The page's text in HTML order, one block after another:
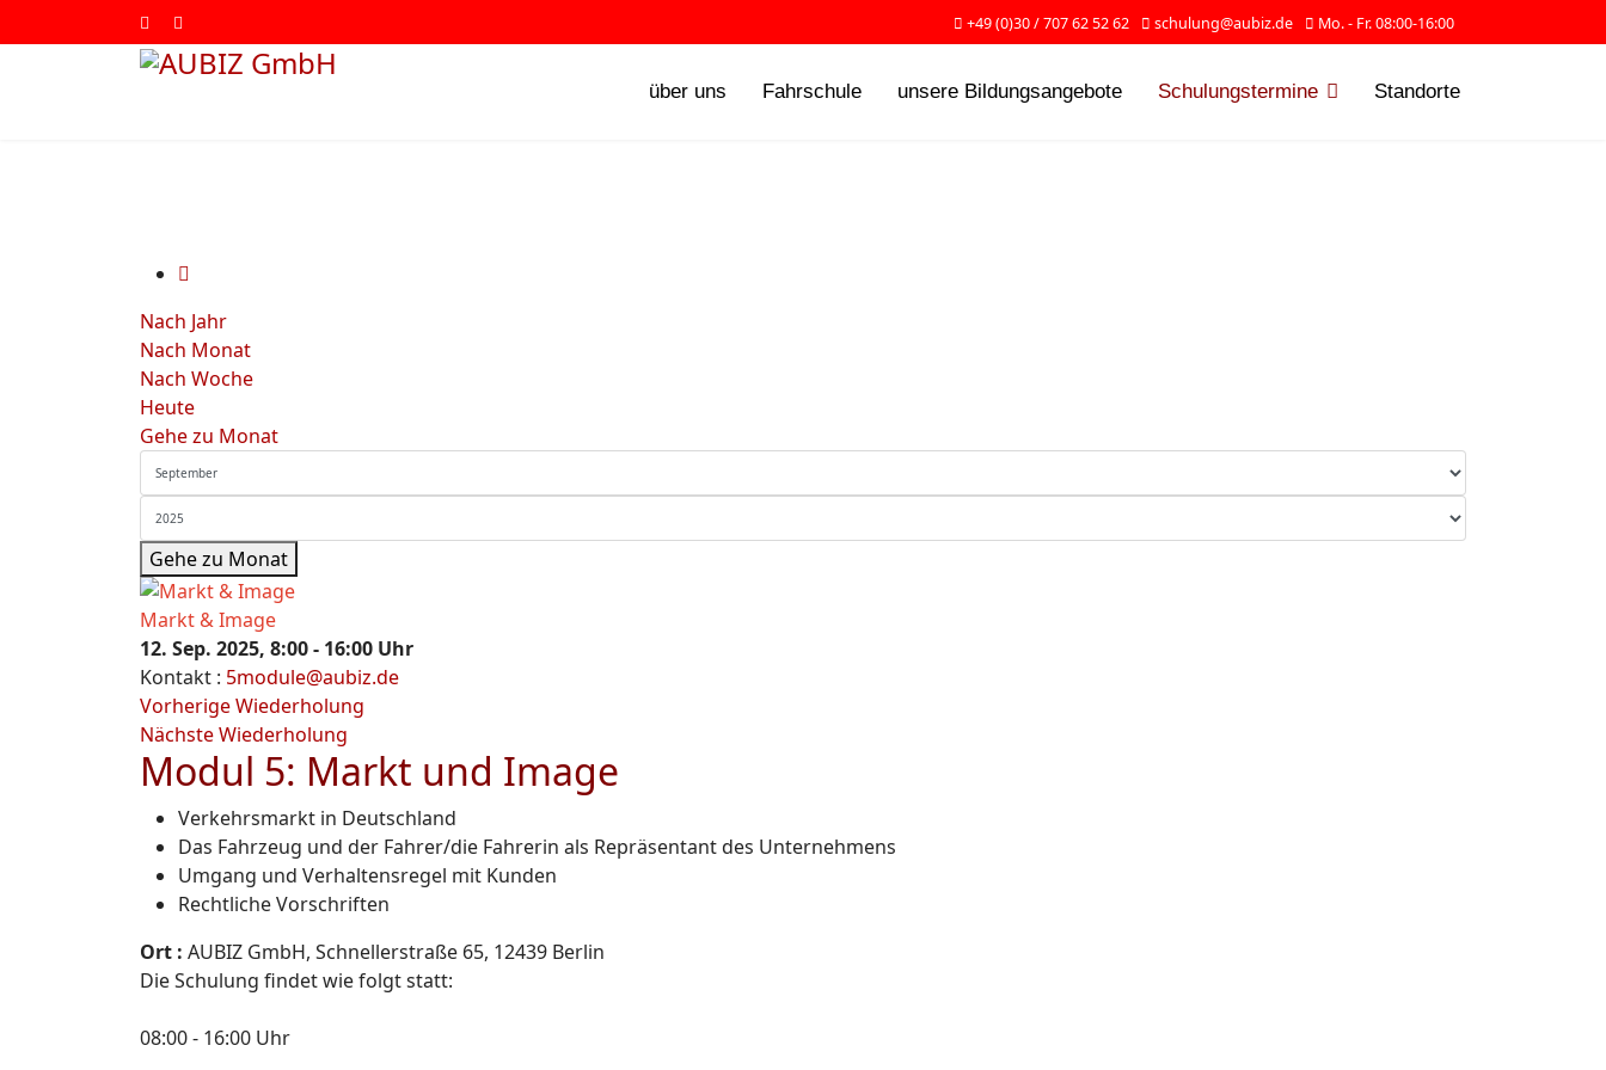
+49 (0)30 / 707 62 52 62 schulung@aubiz.de Mo. - Fr. 08:00-16:00
über uns Fahrschule unsere Bildungsangebote Schulungstermine Standorte
Nach Jahr
Nach Monat
Nach Woche
Heute
Gehe zu Monat
Gehe zu Monat
Markt & Image
12. Sep. 2025, 8:00 - 16:00 Uhr
Kontakt : 5module@aubiz.de
Vorherige Wiederholung
Nächste Wiederholung
Modul 5: Markt und Image
Verkehrsmarkt in Deutschland
Das Fahrzeug und der Fahrer/die Fahrerin als Repräsentant des Unternehmens
Umgang und Verhaltensregel mit Kunden
Rechtliche Vorschriften
Ort : AUBIZ GmbH, Schnellerstraße 65, 12439 Berlin
Die Schulung findet wie folgt statt:
08:00 - 16:00 Uhr